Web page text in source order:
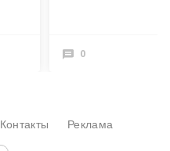
0
Контакты Реклама